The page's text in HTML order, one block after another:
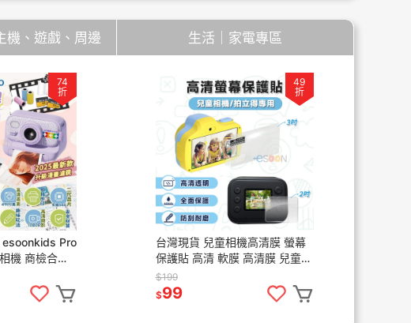
、遊戲、周邊 生活｜家電專區
74
折
esoonkids Pro
機 商檢合格
影 4900萬
49
折
台灣現貨 兒童相機高清膜 螢幕
保護貼 高清 軟膜 高清膜 兒童相
機用 保護貼 保護膜 防刮 耐磨
高清滿版 ESOON
$199
$99